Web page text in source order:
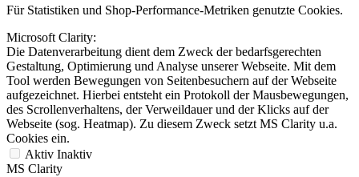
Für Statistiken und Shop-Performance-Metriken genutzte Cookies.
Microsoft Clarity:
Die Datenverarbeitung dient dem Zweck der bedarfsgerechten
Gestaltung, Optimierung und Analyse unserer Webseite. Mit dem
Tool werden Bewegungen von Seitenbesuchern auf der Webseite
aufgezeichnet. Hierbei entsteht ein Protokoll der Mausbewegungen,
des Scrollenverhaltens, der Verweildauer und der Klicks auf der
Webseite (sog. Heatmap). Zu diesem Zweck setzt MS Clarity u.a.
Cookies ein.
Aktiv Inaktiv
MS Clarity